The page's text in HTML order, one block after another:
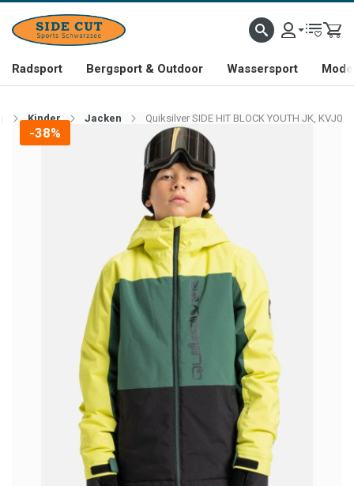
Radsport Bergsport & Outdoor Wassersport
Kinder Jacken Quiksilver SIDE HIT BLOCK YOUTH JK, KVJ0
-38%